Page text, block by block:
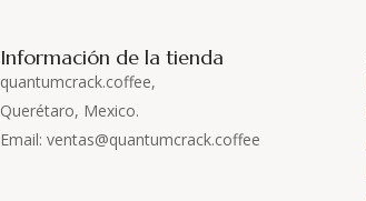
Información de la tienda
quantumcrack.coffee,
Querétaro, Mexico.
Email: ventas@quantumcrack.coffee